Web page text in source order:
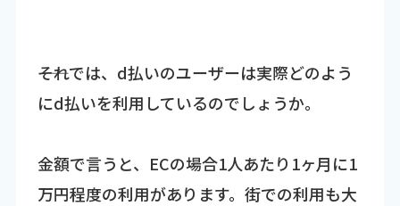
――それでは、d払いのユーザーは実際どのよう
にd払いを利用しているのでしょうか。
金額で言うと、ECの場合1人あたり1ヶ月に1
万円程度の利用があります。街での利用も大